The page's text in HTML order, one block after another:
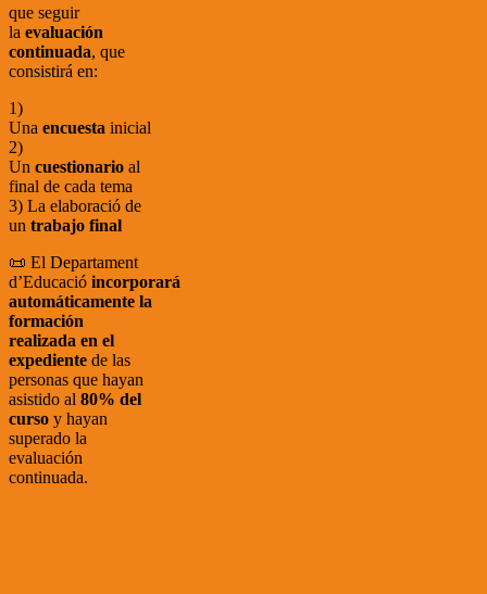
que seguir
la evaluación
continuada, que
consistirá en:
1)
Una encuesta inicial
2)
Un cuestionario al
final de cada tema
3) La elaboració de
un trabajo final
📜 El Departament
d’Educació incorporará
automáticamente la
formación
realizada en el
expediente de las
personas que hayan
asistido al 80% del
curso y hayan
superado la
evaluación
continuada.